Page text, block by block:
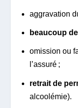
aggravation
beaucoup
omission ou
l’assuré ;
retrait de
alcoolémie).